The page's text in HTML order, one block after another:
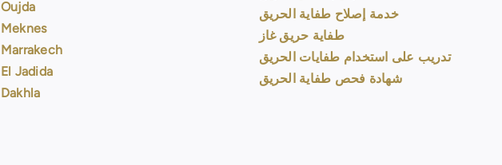
Oujda
Meknes
Marrakech
El Jadida
Dakhla
خدمة إصلاح طفاية الحريق
طفاية حريق غاز
تدريب على استخدام طفايات الحريق
شهادة فحص طفاية الحريق